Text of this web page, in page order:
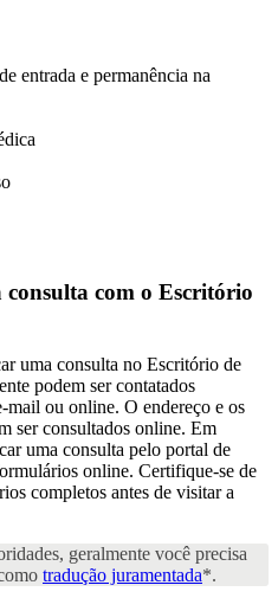
entrada e permanência na
com o Escritório
uma consulta no Escritório de
podem ser contatados
mail ou online. O endereço e os
ser consultados online. Em
uma consulta pelo portal de
online. Certifique-se de
completos antes de visitar a
geralmente você precisa
tradução juramentada*.